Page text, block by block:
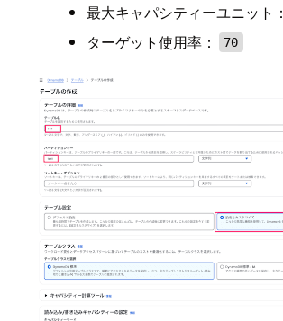
最大キャパシティーユニット：
ターゲット使用率： 70